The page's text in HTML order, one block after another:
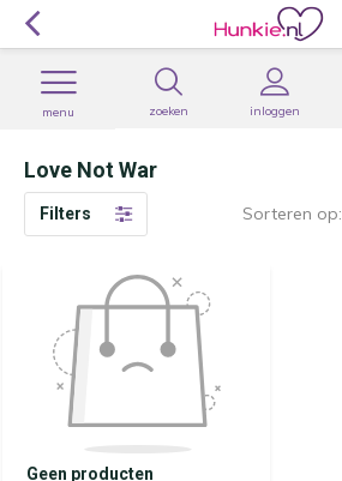
zoeken inloggen
menu
Love Not War
Filters Sorteren op:
Geen producten